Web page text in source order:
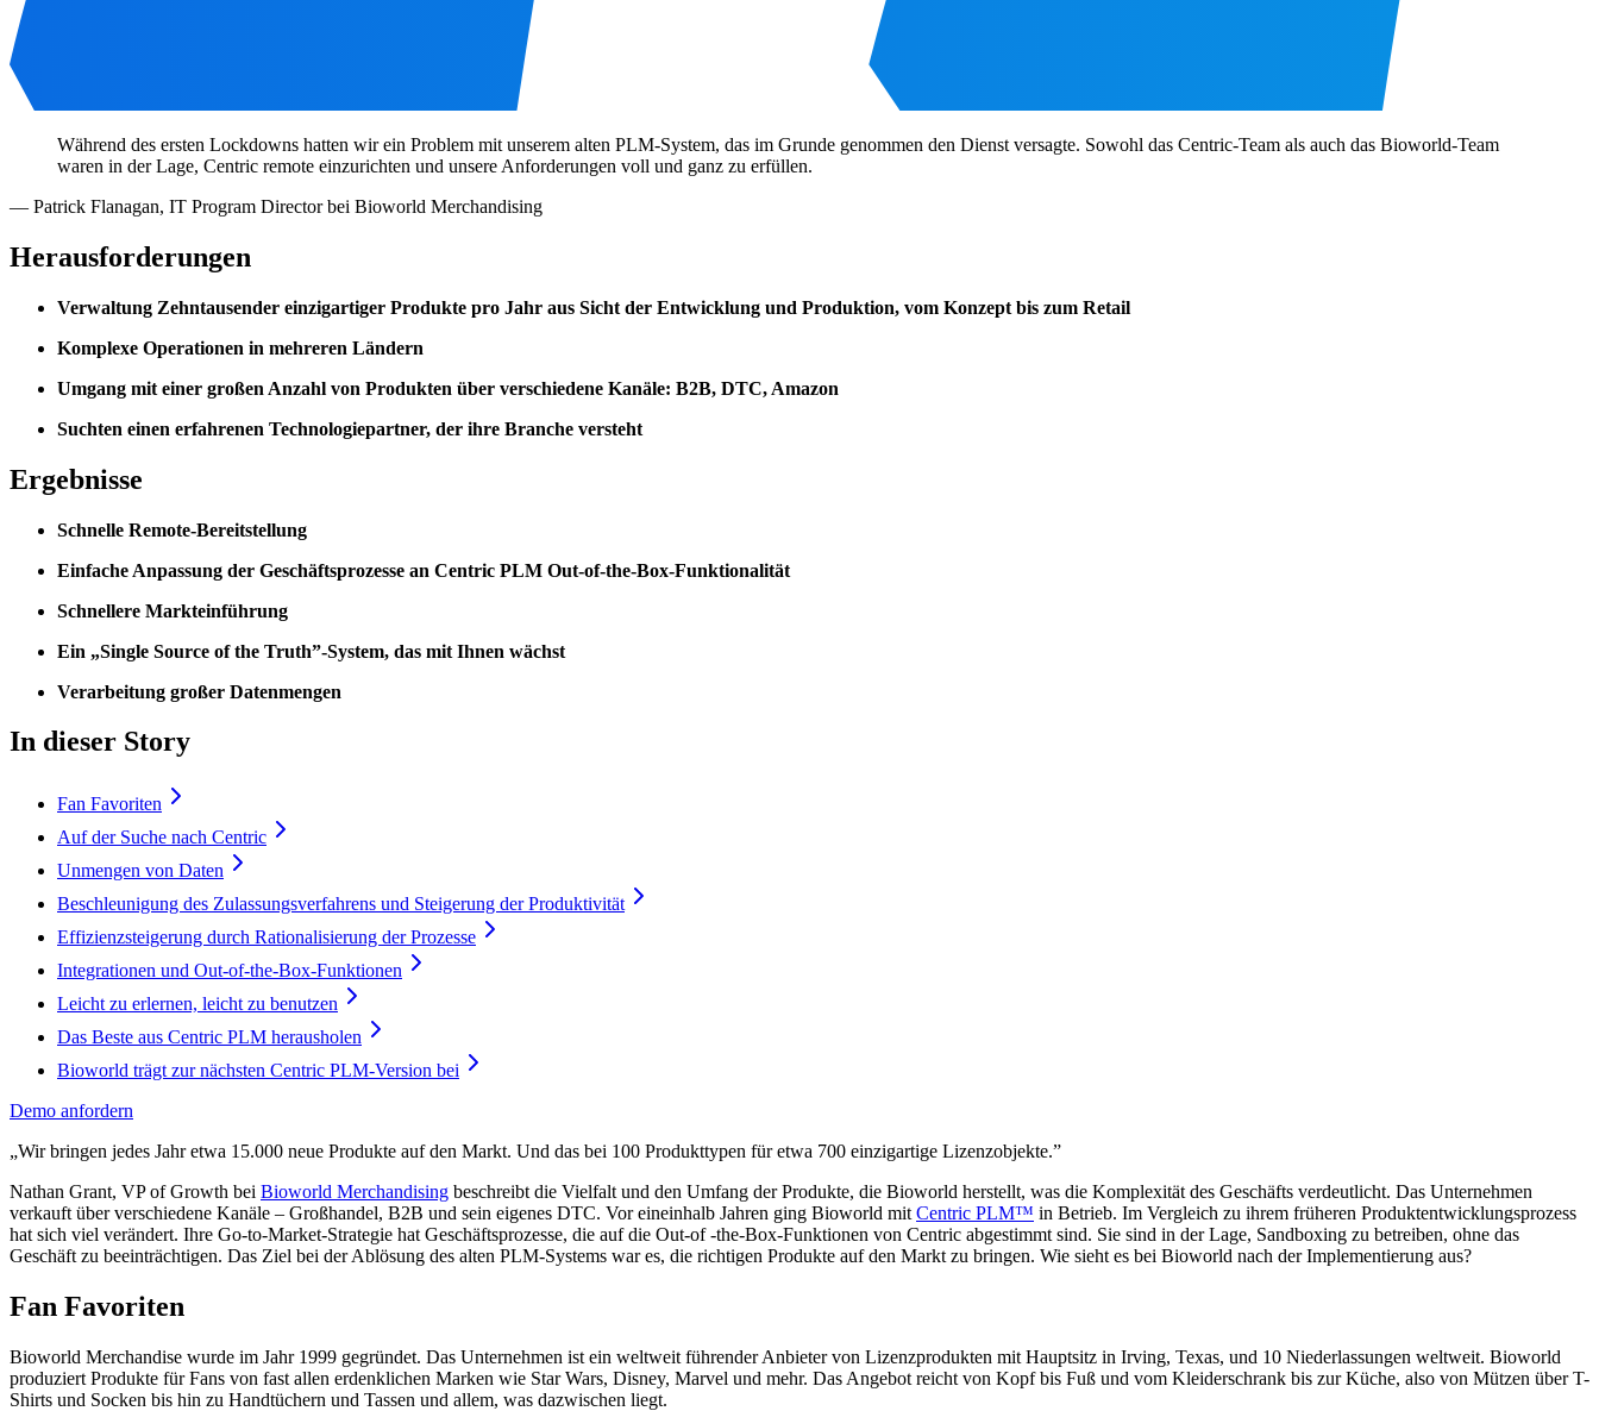
Während des ersten Lockdowns hatten wir ein Problem mit unserem alten PLM-System, das im Grunde genommen den Dienst versagte. Sowohl das Centric-Team als auch das Bioworld-Team
waren in der Lage, Centric remote einzurichten und unsere Anforderungen voll und ganz zu erfüllen.
— Patrick Flanagan, IT Program Director bei Bioworld Merchandising
Herausforderungen
Verwaltung Zehntausender einzigartiger Produkte pro Jahr aus Sicht der Entwicklung und Produktion, vom Konzept bis zum Retail
Komplexe Operationen in mehreren Ländern
Umgang mit einer großen Anzahl von Produkten über verschiedene Kanäle: B2B, DTC, Amazon
Suchten einen erfahrenen Technologiepartner, der ihre Branche versteht
Ergebnisse
Schnelle Remote-Bereitstellung
Einfache Anpassung der Geschäftsprozesse an Centric PLM Out-of-the-Box-Funktionalität
Schnellere Markteinführung
Ein „Single Source of the Truth”-System, das mit Ihnen wächst
Verarbeitung großer Datenmengen
In dieser Story
Fan Favoriten
Auf der Suche nach Centric
Unmengen von Daten
Beschleunigung des Zulassungsverfahrens und Steigerung der Produktivität
Effizienzsteigerung durch Rationalisierung der Prozesse
Integrationen und Out-of-the-Box-Funktionen
Leicht zu erlernen, leicht zu benutzen
Das Beste aus Centric PLM herausholen
Bioworld trägt zur nächsten Centric PLM-Version bei
Demo anfordern
„Wir bringen jedes Jahr etwa 15.000 neue Produkte auf den Markt. Und das bei 100 Produkttypen für etwa 700 einzigartige Lizenzobjekte.”
Nathan Grant, VP of Growth bei Bioworld Merchandising beschreibt die Vielfalt und den Umfang der Produkte, die Bioworld herstellt, was die Komplexität des Geschäfts verdeutlicht. Das Unternehmen
verkauft über verschiedene Kanäle – Großhandel, B2B und sein eigenes DTC. Vor eineinhalb Jahren ging Bioworld mit Centric PLM™ in Betrieb. Im Vergleich zu ihrem früheren Produktentwicklungsprozess
hat sich viel verändert. Ihre Go-to-Market-Strategie hat Geschäftsprozesse, die auf die Out-of -the-Box-Funktionen von Centric abgestimmt sind. Sie sind in der Lage, Sandboxing zu betreiben, ohne das
Geschäft zu beeinträchtigen. Das Ziel bei der Ablösung des alten PLM-Systems war es, die richtigen Produkte auf den Markt zu bringen. Wie sieht es bei Bioworld nach der Implementierung aus?
Fan Favoriten
Bioworld Merchandise wurde im Jahr 1999 gegründet. Das Unternehmen ist ein weltweit führender Anbieter von Lizenzprodukten mit Hauptsitz in Irving, Texas, und 10 Niederlassungen weltweit. Bioworld
produziert Produkte für Fans von fast allen erdenklichen Marken wie Star Wars, Disney, Marvel und mehr. Das Angebot reicht von Kopf bis Fuß und vom Kleiderschrank bis zur Küche, also von Mützen über T-
Shirts und Socken bis hin zu Handtüchern und Tassen und allem, was dazwischen liegt.